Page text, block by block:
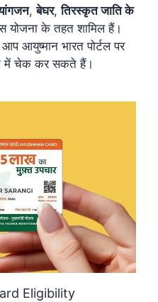
,बेघर,तिरस्कृत जाति के
योजना के तहत शामिल हैं।
आप आयुष्मान भारत पोर्टलपर
में चेक कर सकते हैं।
Eligibility